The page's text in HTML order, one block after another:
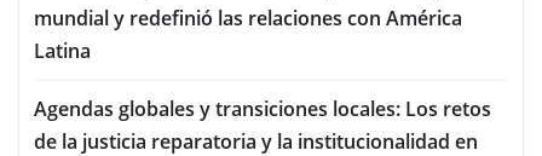
mundial y redefinió las relaciones con América
Latina
Agendas globales y transiciones locales: Los retos
de la justicia reparatoria y la institucionalidad en